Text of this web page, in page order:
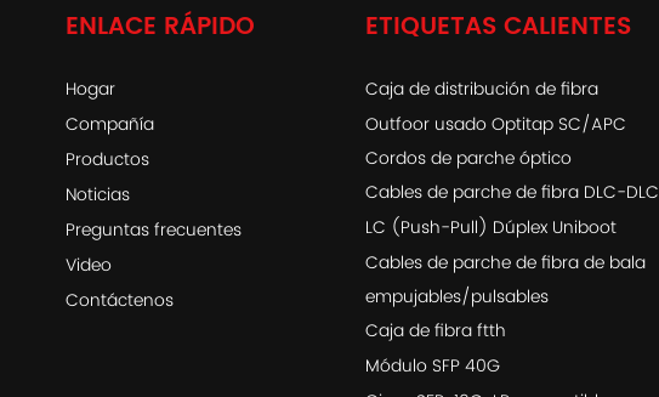
ENLACE RÁPIDO
Hogar
Compañía
Productos
Noticias
Preguntas frecuentes
Video
Contáctenos
ETIQUETAS CALIENTES
Caja de distribución de fibra
Outfoor usado Optitap SC/APC
Cordos de parche óptico
Cables de parche de fibra DLC-DLC
LC (Push-Pull) Dúplex Uniboot
Cables de parche de fibra de bala
empujables/pulsables
Caja de fibra ftth
Módulo SFP 40G